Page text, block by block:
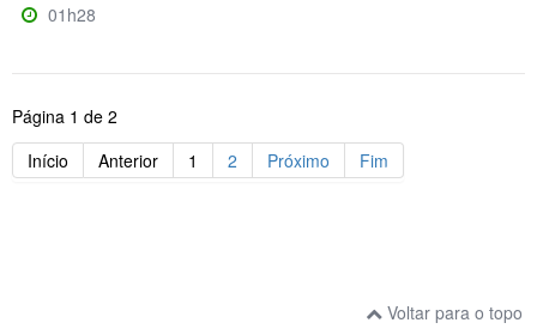
01h28
Página 1 de 2
Início
Anterior 1 2 Próximo Fim
Voltar para o topo